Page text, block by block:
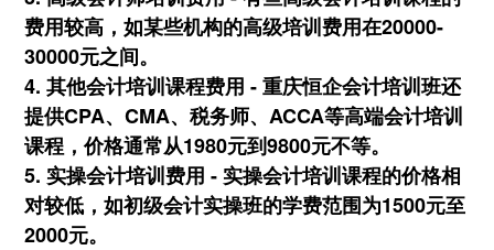
费用较高，如某些机构的高级培训费用在20000-
30000元之间。
4. 其他会计培训课程费用 - 重庆恒企会计培训班还
提供CPA、CMA、税务师、ACCA等高端会计培训
课程，价格通常从1980元到9800元不等。
5. 实操会计培训费用 - 实操会计培训课程的价格相
对较低，如初级会计实操班的学费范围为1500元至
2000元。